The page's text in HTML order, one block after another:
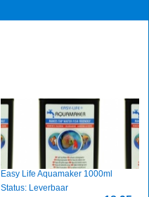
Easy Life Aquamaker 1000ml
Status: Leverbaar